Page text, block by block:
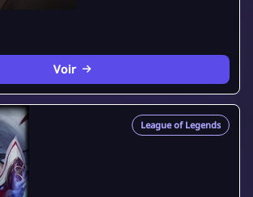
Voir
League of Legends